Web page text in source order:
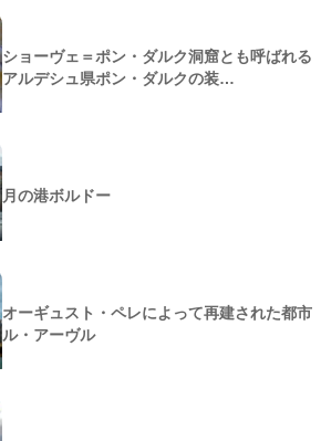
ショーヴェ＝ポン・ダルク洞窟とも呼ばれる
アルデシュ県ポン・ダルクの装…
月の港ボルドー
オーギュスト・ペレによって再建された都市
ル・アーヴル